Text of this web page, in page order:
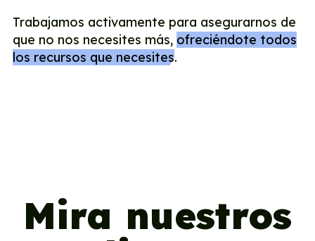
Trabajamos activamente para asegurarnos de
que no nos necesites más, ofreciéndote todos
los recursos que necesites.
Mira nuestros